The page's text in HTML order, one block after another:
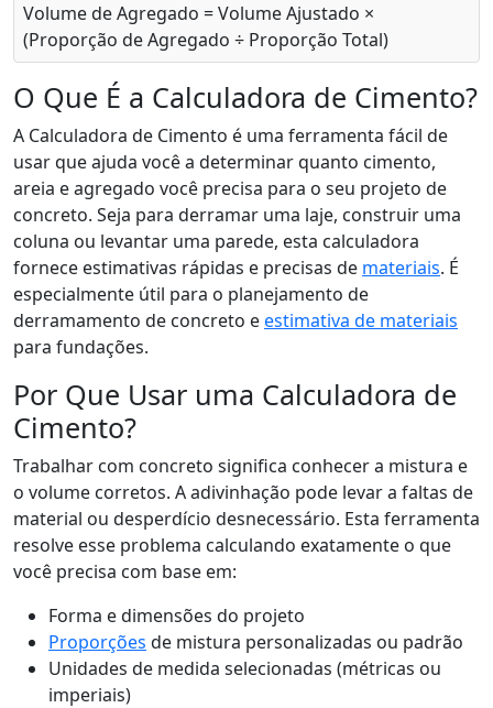
Volume de Agregado = Volume Ajustado ×
(Proporção de Agregado ÷ Proporção Total)
O Que É a Calculadora de Cimento?
A Calculadora de Cimento é uma ferramenta fácil de
usar que ajuda você a determinar quanto cimento,
areia e agregado você precisa para o seu projeto de
concreto. Seja para derramar uma laje, construir uma
coluna ou levantar uma parede, esta calculadora
fornece estimativas rápidas e precisas de materiais. É
especialmente útil para o planejamento de
derramamento de concreto eestimativa de materiais
para fundações.
Por Que Usar uma Calculadora de
Cimento?
Trabalhar com concreto significa conhecer a mistura e
o volume corretos. A adivinhação pode levar a faltas de
material ou desperdício desnecessário. Esta ferramenta
resolve esse problema calculando exatamente o que
você precisa com base em:
Forma e dimensões do projeto
Proporções de mistura personalizadas ou padrão
Unidades de medida selecionadas (métricas ou
imperiais)